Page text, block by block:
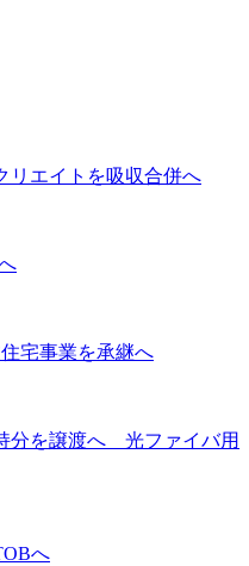
リエイトを吸収合併へ
宅事業を承継へ
分を譲渡へ 光ファイバ用
へ